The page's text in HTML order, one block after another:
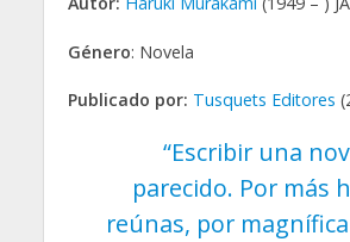
Género: Novela
Publicado por: Tusquets Editores
“Escribir una
parecido. Por más
reúnas, por